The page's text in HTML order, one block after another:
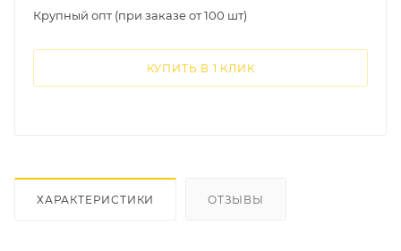
Крупный опт (при заказе от 100 шт)
КУПИТЬ В 1 КЛИК
ХАРАКТЕРИСТИКИ ОТЗЫВЫ